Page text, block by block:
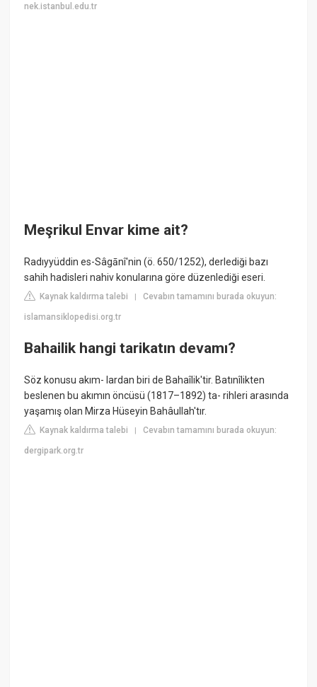
nek.istanbul.edu.tr
Meşrikul Envar kime ait?
Radıyyüddin es-Sâgānî'nin (ö. 650/1252), derlediği bazı
sahih hadisleri nahiv konularına göre düzenlediği eseri.
Kaynak kaldırma talebi |Cevabın tamamını burada okuyun:
islamansiklopedisi.org.tr
Bahailik hangi tarikatın devamı?
Söz konusu akım- lardan biri de Bahaîlik'tir. Batınîlikten
beslenen bu akımın öncüsü (1817–1892) ta- rihleri arasında
yaşamış olan Mirza Hüseyin Bahâullah'tır.
Kaynak kaldırma talebi |Cevabın tamamını burada okuyun:
dergipark.org.tr